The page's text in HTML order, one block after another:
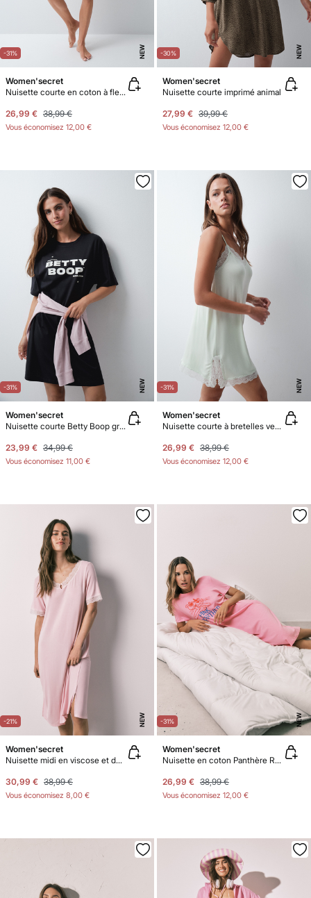
-31% NEW
Women'secret
Nuisette courte en coton à fleurs
26,99 € 38,99 €
Vous économisez 12,00 €
-30% NEW
Women'secret
Nuisette courte imprimé animal
27,99 € 39,99 €
Vous économisez 12,00 €
-31% NEW
Women'secret
Nuisette courte Betty Boop gris foncé
23,99 € 34,99 €
Vous économisez 11,00 €
-31% NEW
Women'secret
Nuisette courte à bretelles vert menthe
26,99 € 38,99 €
Vous économisez 12,00 €
-21% NEW
Women'secret
Nuisette midi en viscose et dentelle rose
30,99 € 38,99 €
Vous économisez 8,00 €
-31% NEW
Women'secret
Nuisette en coton Panthère Rose
26,99 € 38,99 €
Vous économisez 12,00 €